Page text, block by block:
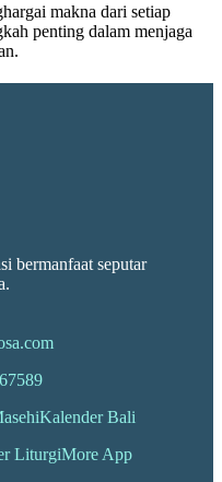
makna dari setiap
penting dalam menjaga
bermanfaat seputar
Kalender Bali
LiturgiMore App